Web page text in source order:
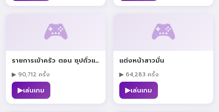
🎮
รายการเข้าครัว ตอน ซุปถั่วแดงแครอท
▶ 90,712 ครั้ง
▶เล่นเกม
🎮
แต่งหน้าสาวมั่น
▶ 64,283 ครั้ง
▶เล่นเกม